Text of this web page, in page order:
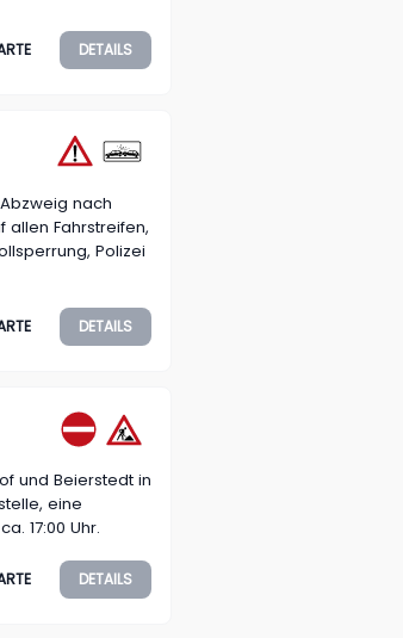
DETAILS
nach
allen Fahrstreifen,
Polizei
DETAILS
und Beierstedt in
eine
17:00 Uhr.
DETAILS